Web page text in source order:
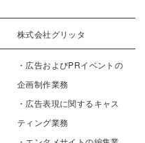
株式会社グリッタ
・広告およびPRイベントの
企画制作業務
・広告表現に関するキャス
ティング業務